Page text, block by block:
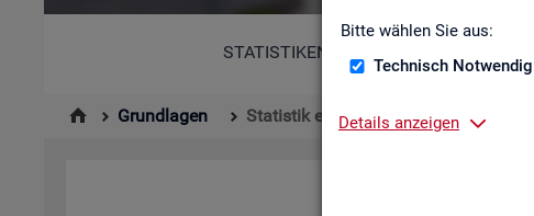
Bitte wählen Sie aus:
Technisch Notwendig
Details anzeigen
STATISTIKEN
Grundlagen Statistik erklärt